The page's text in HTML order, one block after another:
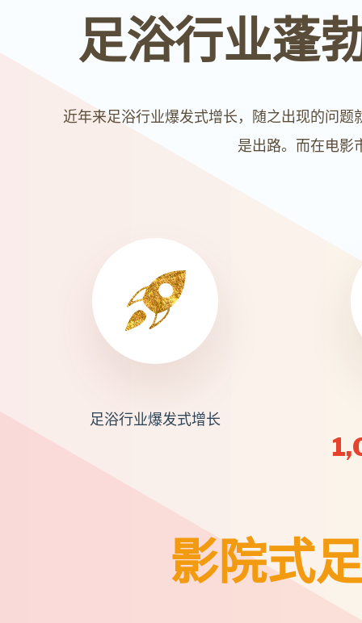
足浴行业蓬
近年来足浴行业爆发式增长，随之出现的问
是出路。而在电影
足浴行业爆发式增长
影院式